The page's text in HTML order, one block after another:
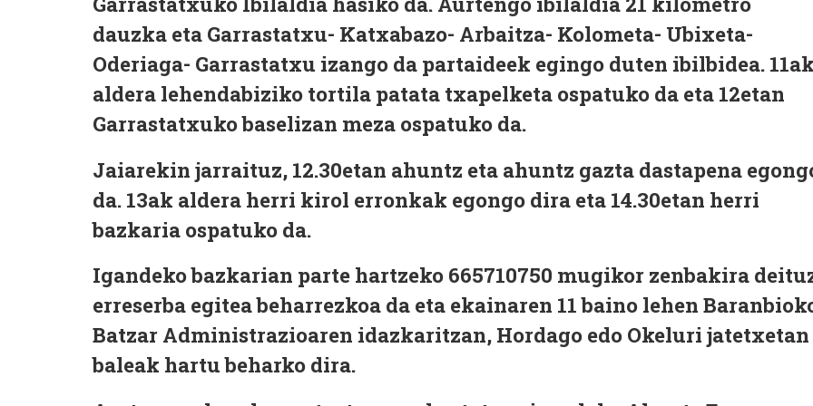
dauzka eta Garrastatxu- Katxabazo- Arbaitza- Kolometa- Ubixeta-
Oderiaga- Garrastatxu izango da partaideek egingo duten ibilbidea. 11ak
aldera lehendabiziko tortila patata txapelketa ospatuko da eta 12etan
Garrastatxuko baselizan meza ospatuko da.
Jaiarekin jarraituz, 12.30etan ahuntz eta ahuntz gazta dastapena
da. 13ak aldera herri kirol erronkak egongo dira eta 14.30etan herri
bazkaria ospatuko da.
Igandeko bazkarian parte hartzeko 665710750 mugikor zenbakira
erreserba egitea beharrezkoa da eta ekainaren 11 baino lehen
Batzar Administrazioaren idazkaritzan, Hordago edo Okeluri jatetxetan
baleak hartu beharko dira.